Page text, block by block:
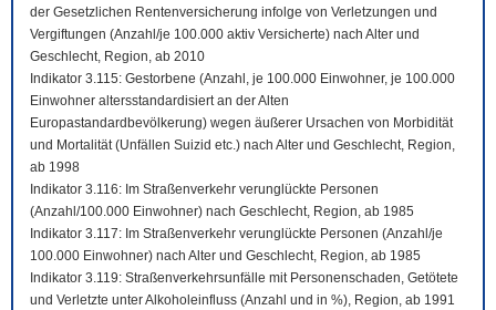
der Gesetzlichen Rentenversicherung infolge von Verletzungen und
Vergiftungen (Anzahl/je 100.000 aktiv Versicherte) nach Alter und
Geschlecht, Region, ab 2010
Indikator 3.115: Gestorbene (Anzahl, je 100.000 Einwohner, je 100.000
Einwohner altersstandardisiert an der Alten
Europastandardbevölkerung) wegen äußerer Ursachen von Morbidität
und Mortalität (Unfällen Suizid etc.) nach Alter und Geschlecht, Region,
ab 1998
Indikator 3.116: Im Straßenverkehr verunglückte Personen
(Anzahl/100.000 Einwohner) nach Geschlecht, Region, ab 1985
Indikator 3.117: Im Straßenverkehr verunglückte Personen (Anzahl/je
100.000 Einwohner) nach Alter und Geschlecht, Region, ab 1985
Indikator 3.119: Straßenverkehrsunfälle mit Personenschaden, Getötete
und Verletzte unter Alkoholeinfluss (Anzahl und in %), Region, ab 1991